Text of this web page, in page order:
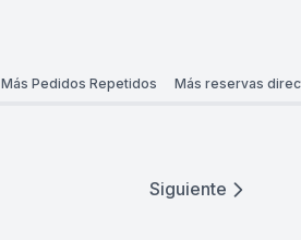
Más Pedidos Repetidos Más reservas
Siguiente